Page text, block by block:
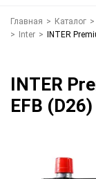
Главная > Каталог >
>
Inter > INTER
INTER
EFB (D26)